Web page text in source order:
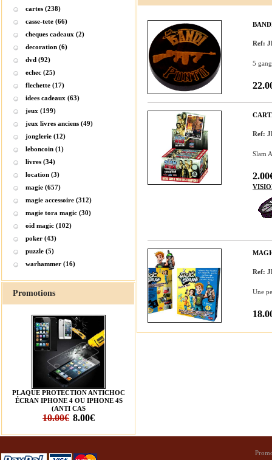
cartes (238)
casse-tete (66)
cheques cadeaux (2)
decoration (6)
dvd (92)
echec (25)
flechette (17)
idees cadeaux (63)
jeux (199)
jeux livres anciens (49)
jonglerie (12)
leboncoin (1)
livres (34)
location (3)
magie (657)
magie accessoire (312)
magie tora magic (30)
oid magic (102)
poker (43)
puzzle (5)
warhammer (16)
Promotions
PLAQUE PROTECTION ANTICHOC
ÉCRAN IPHONE 4 OU IPHONE 4S
(ANTI CAS
10.00€ 8.00€
Ref:
5
Ref:
Slam
Ref:
Une